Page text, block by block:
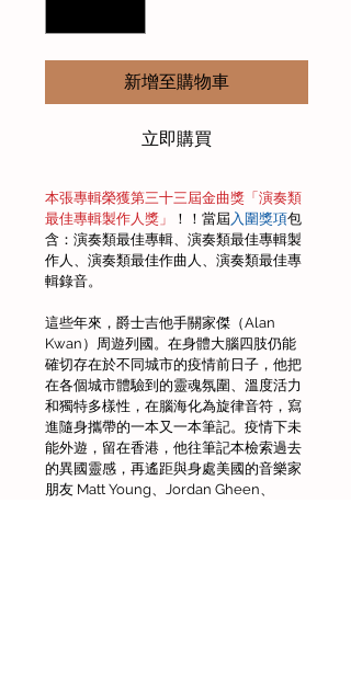
新增至購物車
立即購買
本張專輯榮獲第三十三屆金曲獎「演奏類
最佳專輯製作人獎」
！！當屆 入圍獎項包
含：演奏類最佳專輯、演奏類最佳專輯製
作人、演奏類最佳作曲人、演奏類最佳專
輯錄音。
這些年來，爵士吉他手關家傑（Alan
Kwan）周遊列國。在身體大腦四肢仍能
確切存在於不同城市的疫情前日子，他把
在各個城市體驗到的靈魂氛圍、溫度活力
和獨特多樣性，在腦海化為旋律音符，寫
進隨身攜帶的一本又一本筆記。疫情下未
能外遊，留在香港，他往筆記本檢索過去
的異國靈感，再遙距與身處美國的音樂家
朋友 Matt Young、Jordan Gheen、